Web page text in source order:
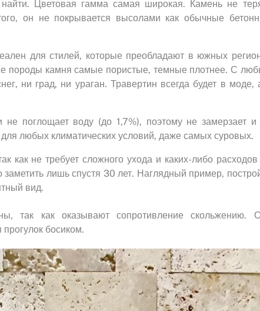
Цветовая гамма самая широкая. Камень не
он не покрывается высолами как обычные
для стилей, которые преобладают в южных
породы камня самые пористые, темные плотнее. С
ни град, ни ураган. Травертин всегда будет в моде,
не поглощает воду (до 1,7%), поэтому не замерзает и
любых климатических условий, даже самых суровых.
как не требует сложного ухода и каких-либо
лишь спустя 30 лет. Наглядный пример,
вид.
так как оказывают сопротивление скольжению.
босиком.